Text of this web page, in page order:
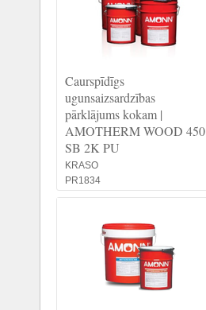
Caurspīdīgs
ugunsaizsardzības
pārklājums kokam |
AMOTHERM WOOD 450
SB 2K PU
KRASO
PR1834